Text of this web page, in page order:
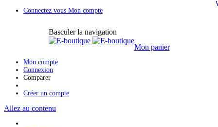
Connectez vous Mon compte
Basculer la navigation
Mon panier
Mon compte
Connexion
Comparer
Créer un compte
Allez au contenu